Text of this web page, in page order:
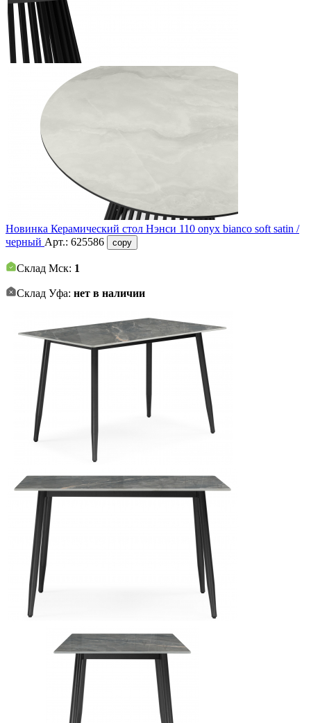
Новинка Керамический стол Нэнси 110 onyx bianco soft satin /
черный Арт.: 625586 copy
Склад Мск: 1
Склад Уфа: нет в наличии